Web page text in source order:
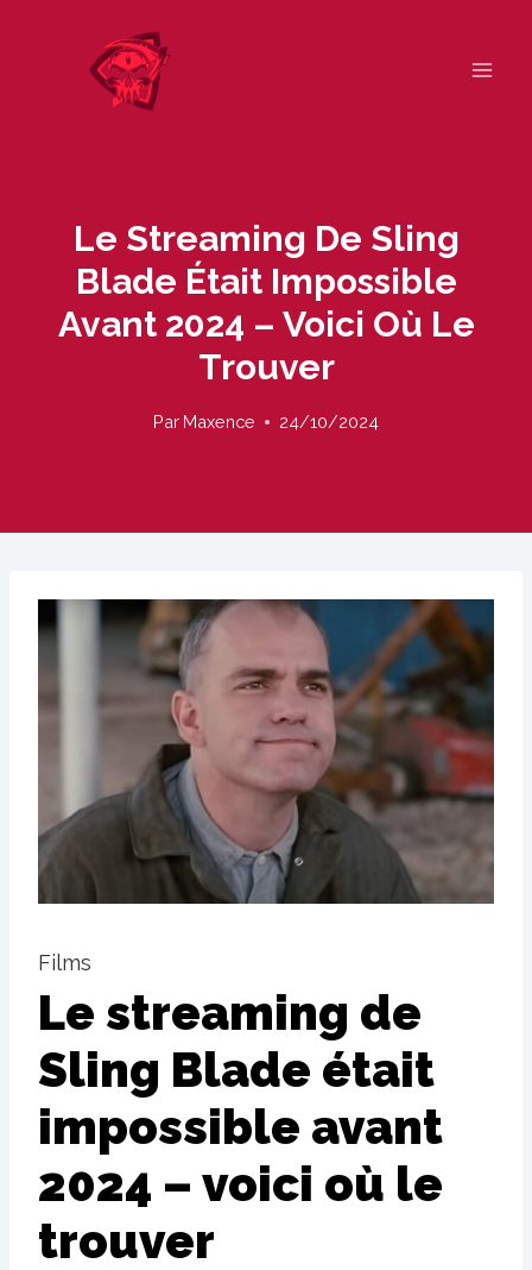
Le Streaming De Sling
Blade Était Impossible
Avant 2024 – Voici Où Le
Trouver
Par Maxence 24/10/2024
Films
Le streaming de
Sling Blade était
impossible avant
2024 – voici où le
trouver